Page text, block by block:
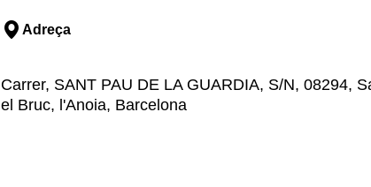
Adreça
Carrer, SANT PAU DE LA GUARDIA, S/N, 08294,
el Bruc, l'Anoia, Barcelona